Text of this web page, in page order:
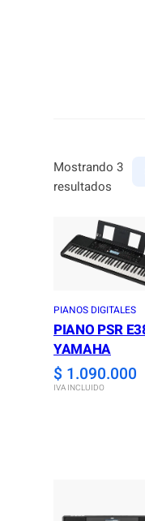
Mostrando 3
resultados
PIANOS DIGITALES
PIANO PSR
YAMAHA
$ 1.090.000
IVA INCLUIDO